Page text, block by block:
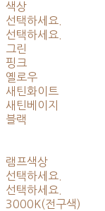
색상
선택하세요.
선택하세요.
그린
핑크
옐로우
새틴화이트
새틴베이지
블랙
램프색상
선택하세요.
선택하세요.
3000K(전구색)